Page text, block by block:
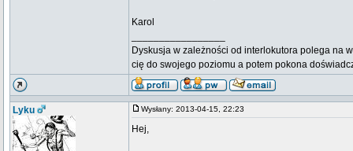
Karol
Dyskusja w zależności od interlokutora polega na
cię do swojego poziomu a potem pokona
Lyku Wysłany: 2013-04-15, 22:23
Hej,